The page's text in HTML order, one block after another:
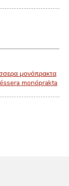
μονόπρακτα
monóprakta